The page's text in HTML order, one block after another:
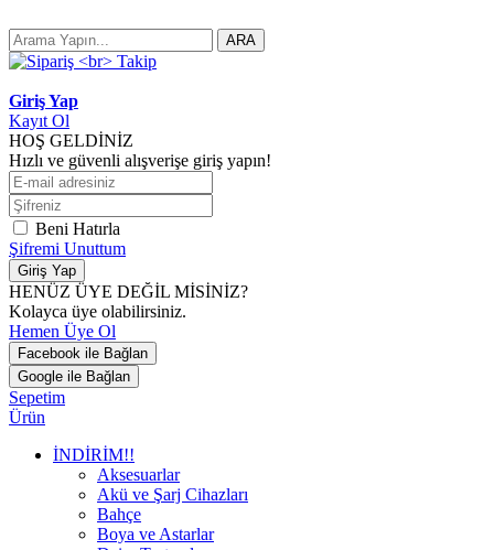
ARA
Giriş Yap
Kayıt Ol
HOŞ GELDİNİZ
Hızlı ve güvenli alışverişe giriş yapın!
Beni Hatırla
Şifremi Unuttum
Giriş Yap
HENÜZ ÜYE DEĞİL MİSİNİZ?
Kolayca üye olabilirsiniz.
Hemen Üye Ol
Facebook ile Bağlan
Google ile Bağlan
Sepetim
Ürün
İNDİRİM!!
Aksesuarlar
Akü ve Şarj Cihazları
Bahçe
Boya ve Astarlar